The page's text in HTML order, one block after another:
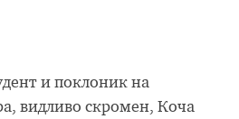
и поклоник на
видливо скромен, Коча